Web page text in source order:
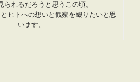
られるだろうと思うこの頃。
ヒトへの想いと観察を綴りたいと思
います。